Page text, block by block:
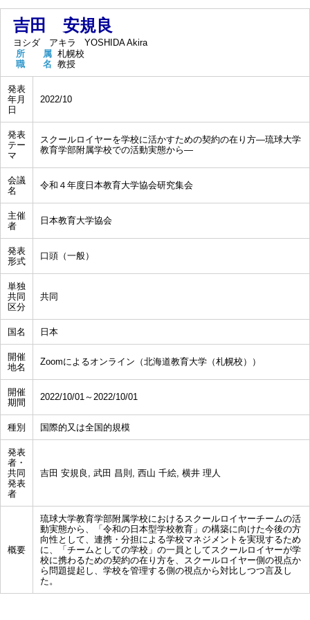
吉田 安規良
ヨシダ アキラ
YOSHIDA Akira
所 属 札幌校
職 名 教授
発表
年月
日
2022/10
発表
テー
マ
スクールロイヤーを学校に活かすための契約の在り方―琉球大学
教育学部附属学校での活動実態から―
会議
名
令和４年度日本教育大学協会研究集会
主催
者
日本教育大学協会
発表
形式
口頭（一般）
単独
共同
区分
共同
国名 日本
開催
地名
Zoomによるオンライン（北海道教育大学（札幌校））
開催
期間
2022/10/01～2022/10/01
種別 国際的又は全国的規模
発表
者・
共同
発表
者
吉田 安規良, 武田 昌則, 西山 千絵, 横井 理人
概要
琉球大学教育学部附属学校におけるスクールロイヤーチームの活
動実態から、「令和の日本型学校教育」の構築に向けた今後の方
向性として、連携・分担による学校マネジメントを実現するため
に、「チームとしての学校」の一員としてスクールロイヤーが学
校に携わるための契約の在り方を、スクールロイヤー側の視点か
ら問題提起し、学校を管理する側の視点から対比しつつ言及し
た。